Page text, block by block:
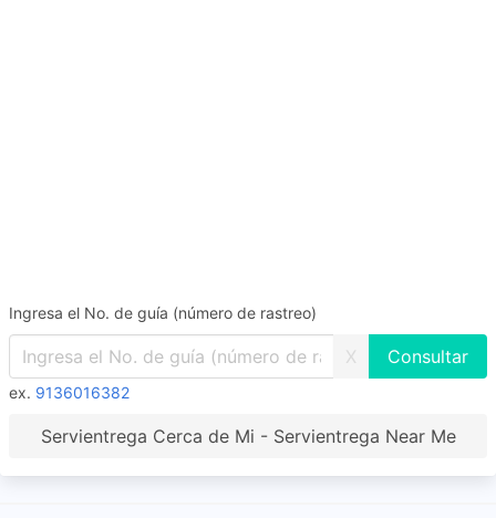
Ingresa el No. de guía (número de rastreo)
X
ex. 9136016382
Servientrega Cerca de Mi - Servientrega Near Me